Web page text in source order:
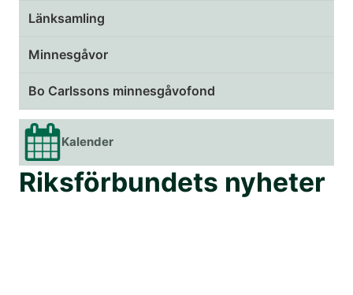
Riksförbundets nyheter
Länksamling
Minnesgåvor
Bo Carlssons minnesgåvofond
Kalender